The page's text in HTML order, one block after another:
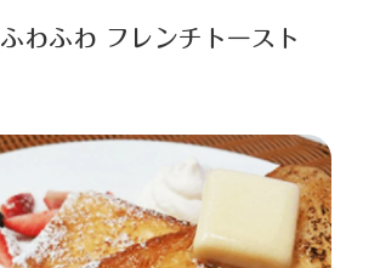
ふわふわ フレンチトースト